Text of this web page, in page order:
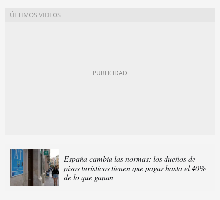
España cambia las normas: los dueños de
pisos turísticos tienen que pagar hasta el 40%
de lo que ganan